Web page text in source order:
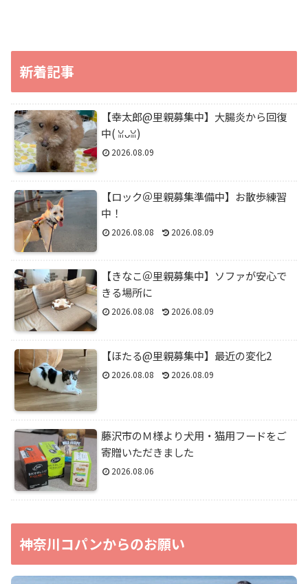
新着記事
【幸太郎@里親募集中】大腸炎から回復
中(⁠ ⁠ꈍ⁠ᴗ⁠ꈍ⁠)
2026.08.09
【ロック＠里親募集準備中】お散歩練習
中！
2026.08.08 2026.08.09
【きなこ＠里親募集中】ソファが安心で
きる場所に
2026.08.08 2026.08.09
【ほたる@里親募集中】最近の変化2
2026.08.08 2026.08.09
藤沢市のＭ様より犬用・猫用フードをご
寄贈いただきました
2026.08.06
神奈川コパンからのお願い